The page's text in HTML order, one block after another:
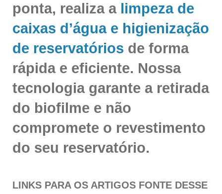
ponta, realiza a limpeza de
caixas d’água e higienização
de reservatórios de forma
rápida e eficiente. Nossa
tecnologia garante a retirada
do biofilme e não
compromete o revestimento
do seu reservatório.
LINKS PARA OS ARTIGOS FONTE DESSE